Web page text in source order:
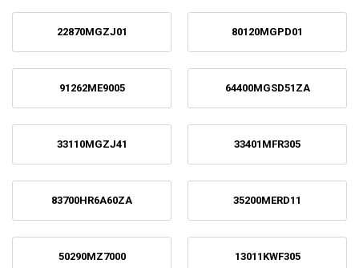
22870MGZJ01 80120MGPD01
91262ME9005 64400MGSD51ZA
33110MGZJ41 33401MFR305
83700HR6A60ZA 35200MERD11
50290MZ7000 13011KWF305